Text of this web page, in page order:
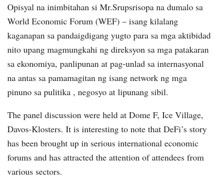
Opisyal na inimbitahan si Mr.Srupsrisopa na dumalo sa
World Economic Forum (WEF) – isang kilalang
kaganapan sa pandaigdigang yugto para sa mga aktibidad
nito upang magmungkahi ng direksyon sa mga patakaran
sa ekonomiya, panlipunan at pag-unlad sa internasyonal
na antas sa pamamagitan ng isang network ng mga
pinuno sa pulitika , negosyo at lipunang sibil.
The panel discussion were held at Dome F, Ice Village,
Davos-Klosters. It is interesting to note that DeFi’s story
has been brought up in serious international economic
forums and has attracted the attention of attendees from
various sectors.